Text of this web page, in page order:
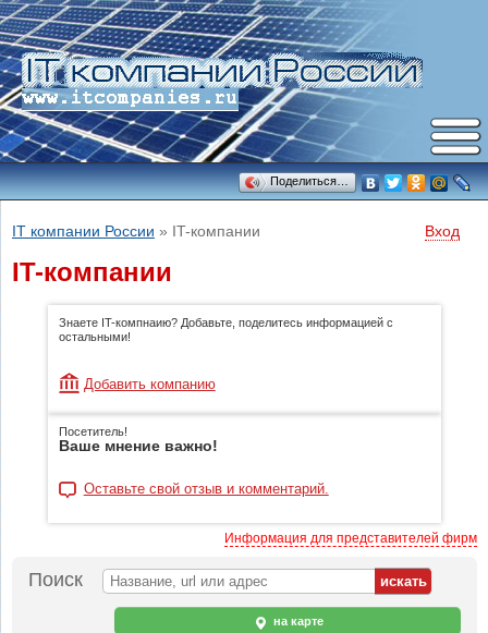
Поделиться…
IT компании России » IT-компании Вход
IT-компании
Знаете IT-компнаию? Добавьте, поделитесь информацией с
остальными!
Добавить компанию
Посетитель!
Ваше мнение важно!
Оставьте свой отзыв и комментарий.
Информация для представителей фирм
Поиск
на карте